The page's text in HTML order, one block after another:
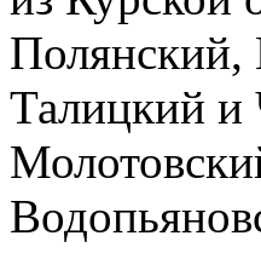
Полянский,
Талицкий и